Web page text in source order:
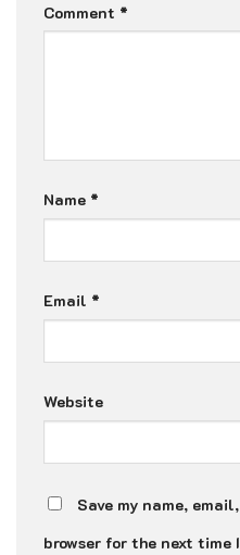
Comment *
Name *
Email *
Website
Save my name,
browser for the next time